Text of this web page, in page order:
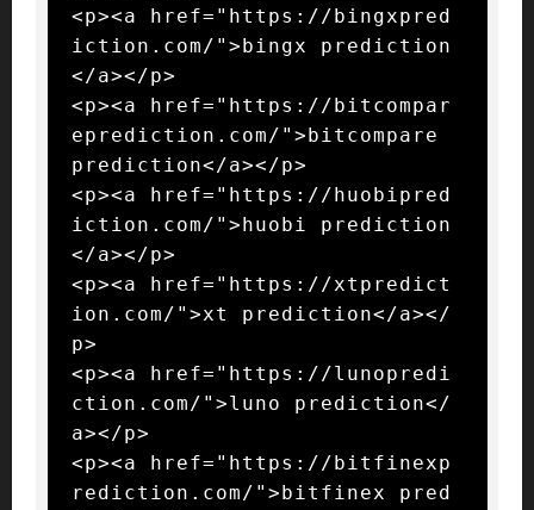
<p><a href="https://bingxpred
iction.com/">bingx prediction
</a></p>
<p><a href="https://bitcompar
eprediction.com/">bitcompare
prediction</a></p>
<p><a href="https://huobipred
iction.com/">huobi prediction
</a></p>
<p><a href="https://xtpredict
ion.com/">xt prediction</a></
p>
<p><a href="https://lunopredi
ction.com/">luno prediction</
a></p>
<p><a href="https://bitfinexp
rediction.com/">bitfinex pred